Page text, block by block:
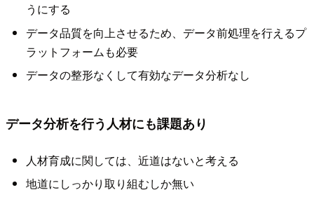
うにする
データ品質を向上させるため、データ前処理を行えるプ
ラットフォームも必要
データの整形なくして有効なデータ分析なし
データ分析を行う人材にも課題あり
人材育成に関しては、近道はないと考える
地道にしっかり取り組むしか無い